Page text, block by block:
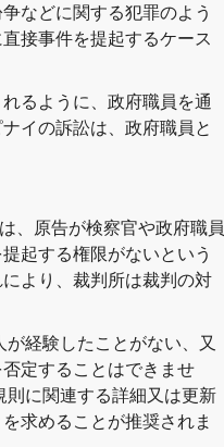
などに関する犯罪のよう
接事件を提起するケース
るように、政府職員を通
イの訴訟は、政府職員と
、原告が検察官や政府職員
起する権限がないという
より、裁判所は裁判の対
経験したことがない、又
定することはできませ
則に関連する詳細又は更新
求めることが推奨されま